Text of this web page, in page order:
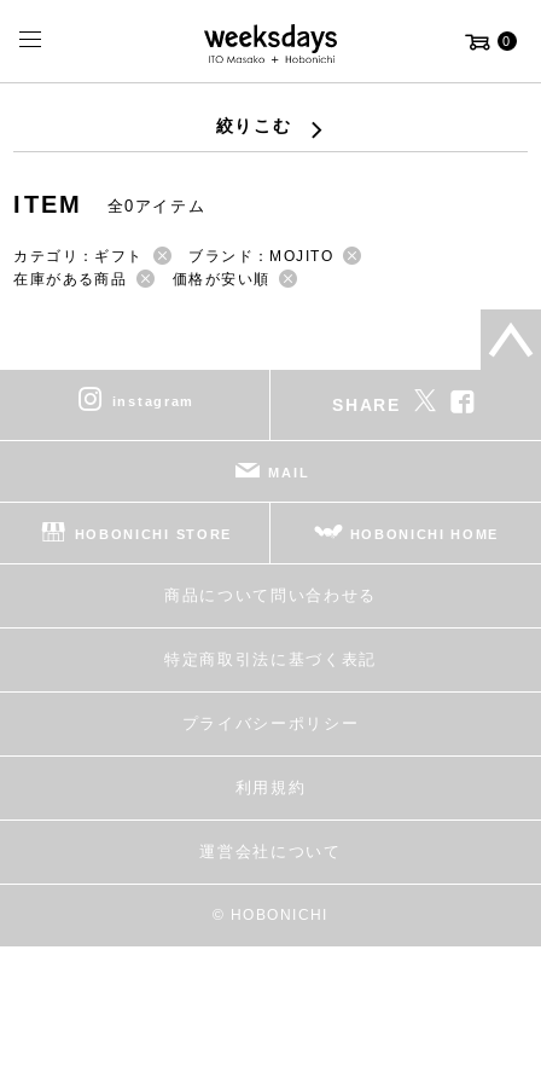
0
絞りこむ
ITEM 全0アイテム
カテゴリ：ギフト
ブランド：MOJITO
在庫がある商品
価格が安い順
instagram SHARE
MAIL
HOBONICHI STORE HOBONICHI HOME
商品について問い合わせる
特定商取引法に基づく表記
プライバシーポリシー
利用規約
運営会社について
© HOBONICHI